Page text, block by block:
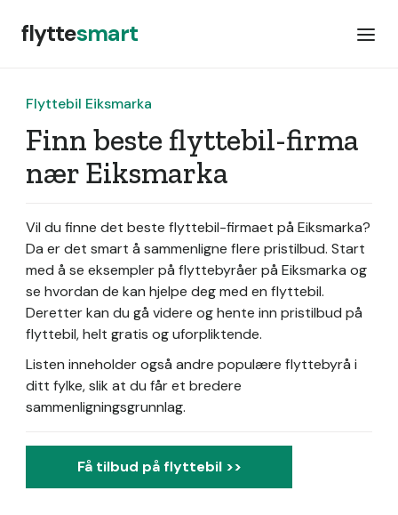
flyttesmart
Flyttebil Eiksmarka
Finn beste flyttebil-firma
nær Eiksmarka
Vil du finne det beste flyttebil-firmaet på Eiksmarka?
Da er det smart å sammenligne flere pristilbud. Start
med å se eksempler på flyttebyråer på Eiksmarka og
se hvordan de kan hjelpe deg med en flyttebil.
Deretter kan du gå videre og hente inn pristilbud på
flyttebil, helt gratis og uforpliktende.
Listen inneholder også andre populære flyttebyrå i
ditt fylke, slik at du får et bredere
sammenligningsgrunnlag.
Få tilbud på flyttebil >>